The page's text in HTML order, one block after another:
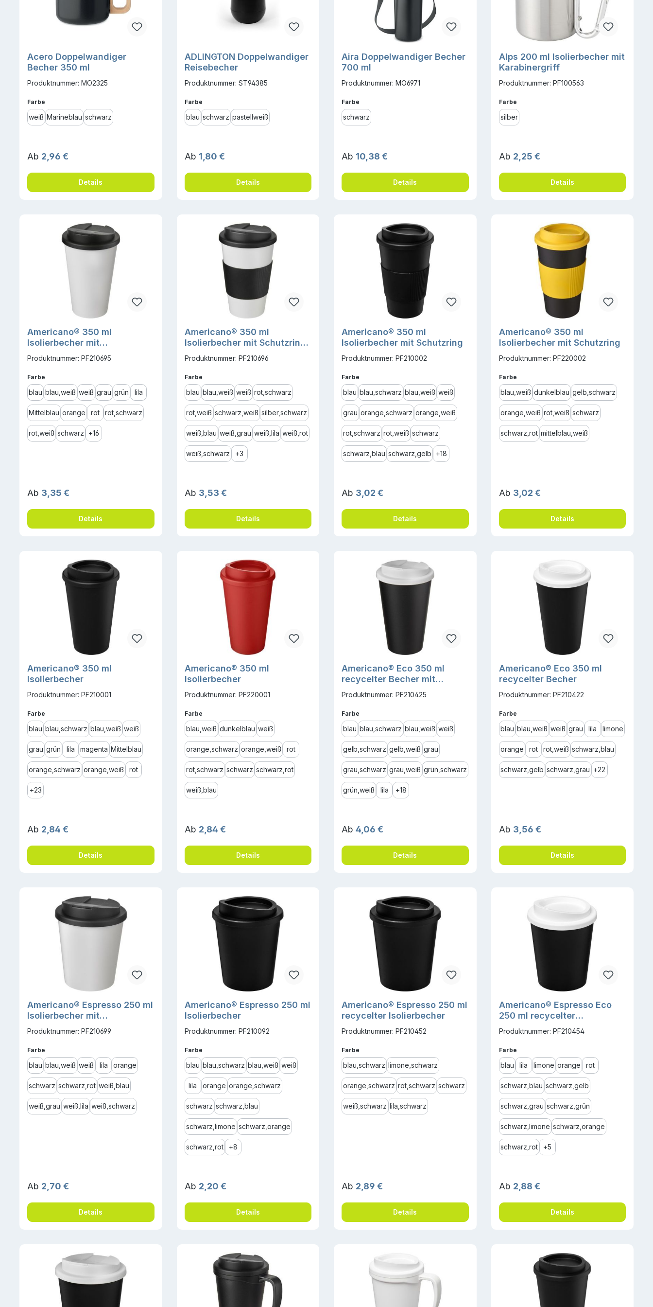
Acero Doppelwandiger
Becher 350 ml
Produktnummer: MO2325
Farbe
weiß Marineblau schwarz
Regulärer Preis:
Ab 2,96 €
Details
ADLINGTON Doppelwandiger
Reisebecher
Produktnummer: ST94385
Farbeauswählen
blau schwarz pastellweiß
Regulärer Preis:
Ab 1,80 €
Details
Aira Doppelwandiger Becher
700 ml
Produktnummer: MO6971
Farbe
schwarz
Regulärer Preis:
Ab 10,38 €
Details
Alps 200 ml Isolierbecher mit
Karabinergriff
Produktnummer: PF100563
Farbeauswählen
silber
Regulärer Preis:
Ab 2,25 €
Details
Americano® 350 ml
Isolierbecher mit
auslaufsicherem
Schraubverschluss
Produktnummer: PF210695
Farbe
blau blau,weiß weiß grau grün lila
Mittelblau orange rot rot,schwarz
rot,weiß schwarz +16
Regulärer Preis:
Ab 3,35 €
Details
Americano® 350 ml
Isolierbecher mit Schutzring
& auslaufsicherem
Schraubverschluss
Produktnummer: PF210696
Farbeauswählen
blau blau,weiß weiß rot,schwarz
rot,weiß schwarz,weiß silber,schwarz
weiß,blau weiß,grau weiß,lila weiß,rot
weiß,schwarz +3
Regulärer Preis:
Ab 3,53 €
Details
Americano® 350 ml
Isolierbecher mit Schutzring
Produktnummer: PF210002
Farbe
blau blau,schwarz blau,weiß weiß
grau orange,schwarz orange,weiß
rot,schwarz rot,weiß schwarz
schwarz,blau schwarz,gelb +18
Regulärer Preis:
Ab 3,02 €
Details
Americano® 350 ml
Isolierbecher mit Schutzring
Produktnummer: PF220002
Farbeauswählen
blau,weiß dunkelblau gelb,schwarz
orange,weiß rot,weiß schwarz
schwarz,rot mittelblau,weiß
Regulärer Preis:
Ab 3,02 €
Details
Americano® 350 ml
Isolierbecher
Produktnummer: PF210001
Farbe
blau blau,schwarz blau,weiß weiß
grau grün lila magenta Mittelblau
orange,schwarz orange,weiß rot
+23
Regulärer Preis:
Ab 2,84 €
Details
Americano® 350 ml
Isolierbecher
Produktnummer: PF220001
Farbeauswählen
blau,weiß dunkelblau weiß
orange,schwarz orange,weiß rot
rot,schwarz schwarz schwarz,rot
weiß,blau
Regulärer Preis:
Ab 2,84 €
Details
Americano® Eco 350 ml
recycelter Becher mit
auslaufsicherem Deckel
Produktnummer: PF210425
Farbe
blau blau,schwarz blau,weiß weiß
gelb,schwarz gelb,weiß grau
grau,schwarz grau,weiß grün,schwarz
grün,weiß lila +18
Regulärer Preis:
Ab 4,06 €
Details
Americano® Eco 350 ml
recycelter Becher
Produktnummer: PF210422
Farbeauswählen
blau blau,weiß weiß grau lila limone
orange rot rot,weiß schwarz,blau
schwarz,gelb schwarz,grau +22
Regulärer Preis:
Ab 3,56 €
Details
Americano® Espresso 250 ml
Isolierbecher mit
auslaufsicherem
Schraubverschluss
Produktnummer: PF210699
Farbe
blau blau,weiß weiß lila orange
schwarz schwarz,rot weiß,blau
weiß,grau weiß,lila weiß,schwarz
Regulärer Preis:
Ab 2,70 €
Details
Americano® Espresso 250 ml
Isolierbecher
Produktnummer: PF210092
Farbeauswählen
blau blau,schwarz blau,weiß weiß
lila orange orange,schwarz
schwarz schwarz,blau
schwarz,limone schwarz,orange
schwarz,rot +8
Regulärer Preis:
Ab 2,20 €
Details
Americano® Espresso 250 ml
recycelter Isolierbecher
Produktnummer: PF210452
Farbe
blau,schwarz limone,schwarz
orange,schwarz rot,schwarz schwarz
weiß,schwarz lila,schwarz
Regulärer Preis:
Ab 2,89 €
Details
Americano® Espresso Eco
250 ml recycelter
Isolierbecher
Produktnummer: PF210454
Farbeauswählen
blau lila limone orange rot
schwarz,blau schwarz,gelb
schwarz,grau schwarz,grün
schwarz,limone schwarz,orange
schwarz,rot +5
Regulärer Preis:
Ab 2,88 €
Details